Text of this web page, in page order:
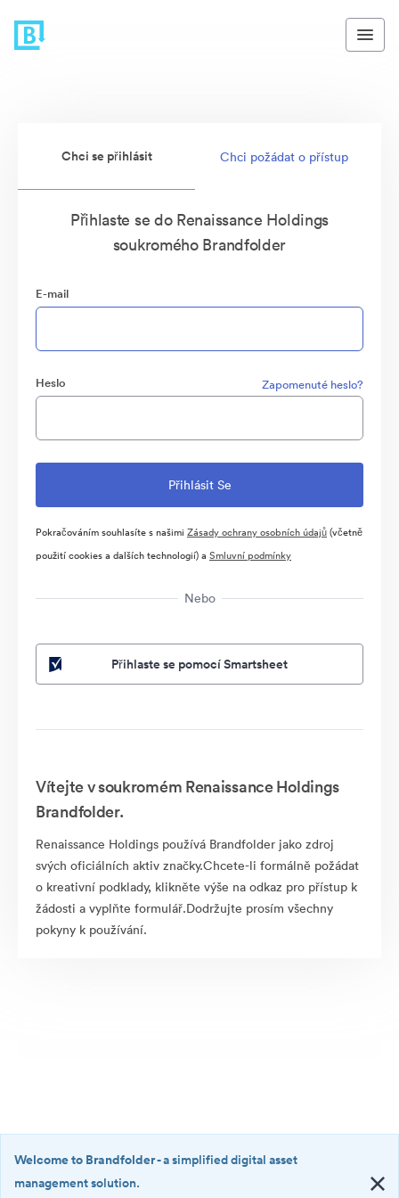
Chci se přihlásit Chci požádat o přístup
Přihlaste se do Renaissance Holdings
soukromého Brandfolder
E-mail
Heslo Zapomenuté heslo?
Pokračováním souhlasíte s našimi Zásady ochrany osobních údajů(včetně
použití cookies a dalších technologií) a Smluvní podmínky
Nebo
Přihlaste se pomocí Smartsheet
Vítejte v soukromém Renaissance Holdings
Brandfolder.
Renaissance Holdings používá Brandfolder jako zdroj
svých oficiálních aktiv značky.Chcete-li formálně požádat
o kreativní podklady, klikněte výše na odkaz pro přístup k
žádosti a vyplňte formulář.Dodržujte prosím všechny
pokyny k používání.
Welcome to Brandfolder- a simplified digital asset
management solution.